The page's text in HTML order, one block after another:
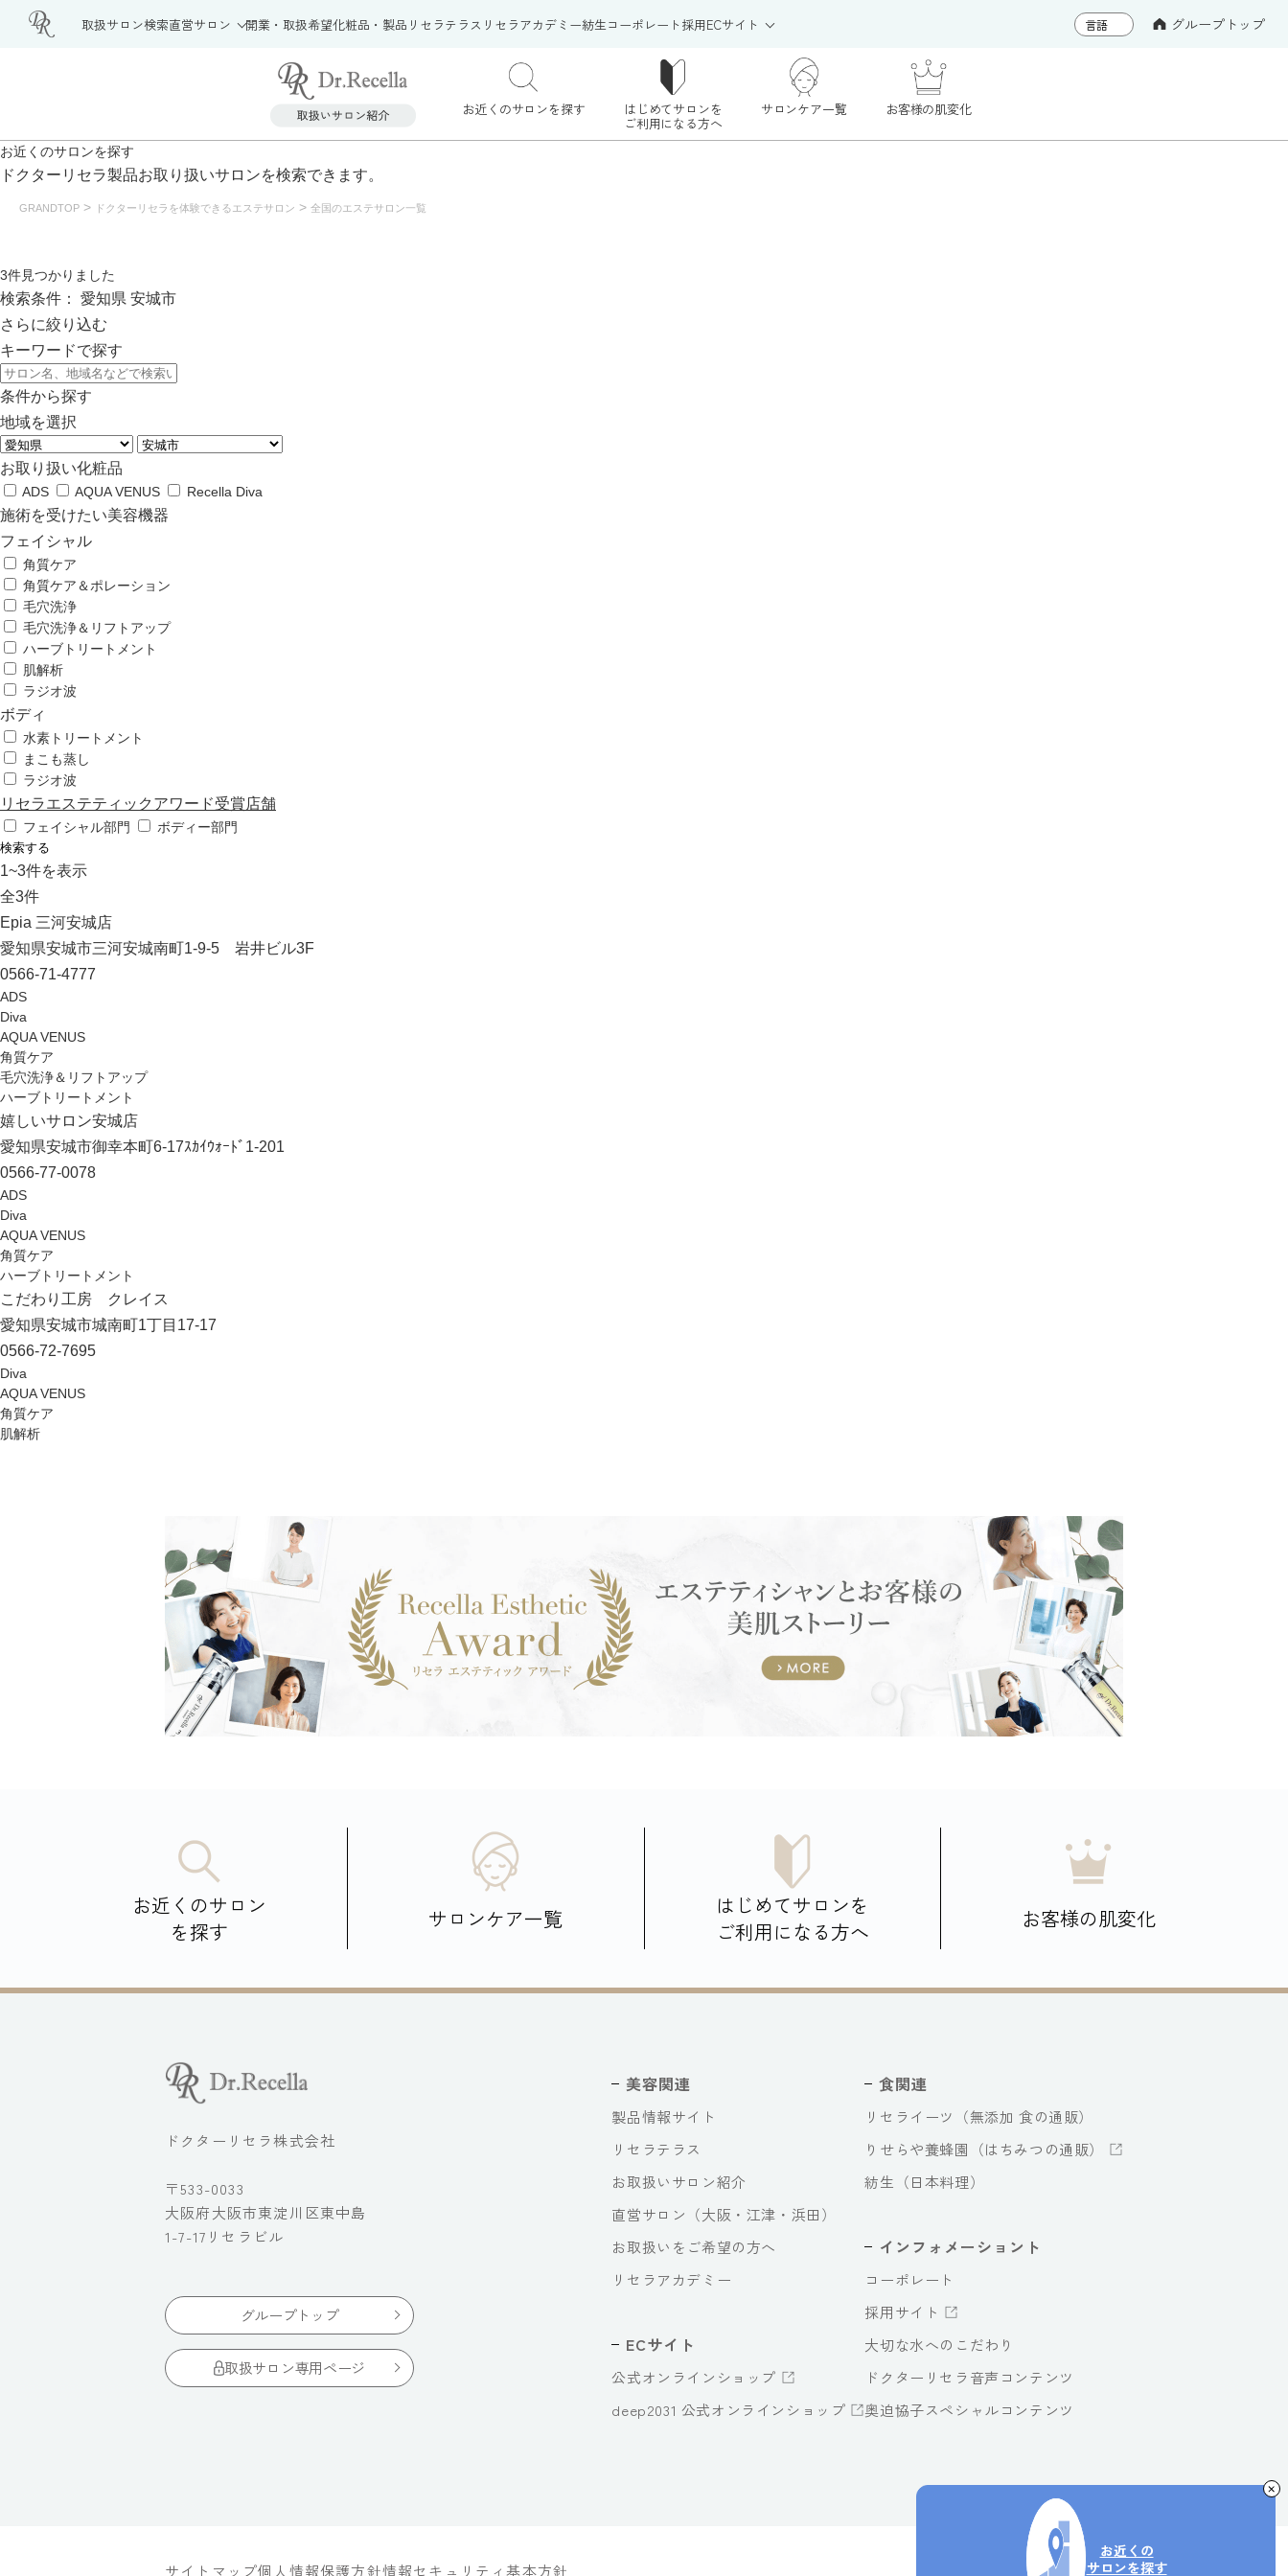
取扱サロン検索直営サロン 開業・取扱希望化粧品・製品 リセラテラス リセラアカデミー紡生コーポレート採用ECサイト グループトップ
お近くのサロンを探す はじめてサロンを
ご利用になる方へ
サロンケア一覧 お客様の肌変化
お近くのサロンを探す
ドクターリセラ製品お取り扱いサロンを検索できます。
GRANDTOP > ドクターリセラを体験できるエステサロン > 全国のエステサロン一覧
3件見つかりました
検索条件： 愛知県 安城市
さらに絞り込む
キーワードで探す
条件から探す
地域を選択
お取り扱い化粧品
ADS AQUA VENUS Recella Diva
施術を受けたい美容機器
フェイシャル
角質ケア
角質ケア＆ポレーション
毛穴洗浄
毛穴洗浄＆リフトアップ
ハーブトリートメント
肌解析
ラジオ波
ボディ
水素トリートメント
まこも蒸し
ラジオ波
リセラエステティックアワード受賞店舗
フェイシャル部門 ボディー部門
検索する
1~3件を表示
全3件
Epia 三河安城店
愛知県安城市三河安城南町1-9-5 岩井ビル3F
0566-71-4777
ADS
Diva
AQUA VENUS
角質ケア
毛穴洗浄＆リフトアップ
ハーブトリートメント
嬉しいサロン安城店
愛知県安城市御幸本町6-17ｽｶｲｳｫｰﾄﾞ1-201
0566-77-0078
ADS
Diva
AQUA VENUS
角質ケア
ハーブトリートメント
こだわり工房 クレイス
愛知県安城市城南町1丁目17-17
0566-72-7695
Diva
AQUA VENUS
角質ケア
肌解析
お近くのサロン
を探す
サロンケア一覧
はじめてサロンを
ご利用になる方へ
お客様の肌変化
お近くの
サロンを探す
ドクターリセラ株式会社
〒533-0033
大阪府大阪市東淀川区東中島
1-7-17リセラビル
グループトップ
取扱サロン専用ページ
美容関連
製品情報サイト
リセラテラス
お取扱いサロン紹介
直営サロン（大阪・江津・浜田）
お取扱いをご希望の方へ
リセラアカデミー
ECサイト
公式オンラインショップ
deep2031 公式オンラインショップ
食関連
リセライーツ（無添加 食の通販）
りせらや養蜂園（はちみつの通販）
紡生（日本料理）
インフォメーショント
コーポレート
採用サイト
大切な水へのこだわり
ドクターリセラ音声コンテンツ
奥迫協子スペシャルコンテンツ
サイトマップ個人情報保護方針情報セキュリティ基本方針